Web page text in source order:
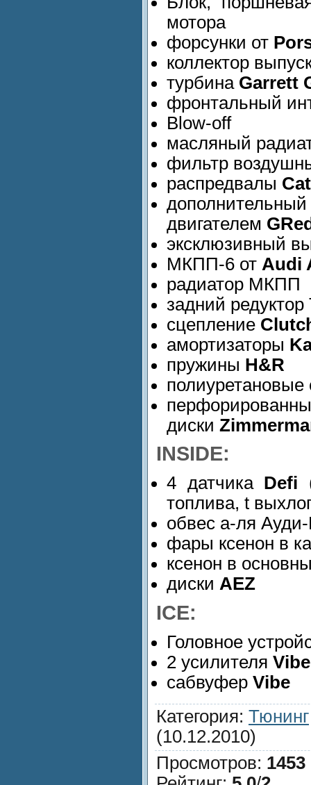
мотора
форсунки от
коллектор
турбина Garrett
фронтальный
Blow-off
масляный
фильтр
распредвалы
двигателем
эксклюзивный
МКПП-6 от Audi
радиатор МКПП
задний редуктор
сцепление
амортизаторы
пружины H&R
полиуретановые
диски
INSIDE:
4 датчика Defi
топлива, t
обвес а-ля
фары ксенон в
ксенон в
диски AEZ
ICE:
Головное
2 усилителя Vibe
сабвуфер Vibe
Категория: Тюнинг
(10.12.2010)
Просмотров: 1453